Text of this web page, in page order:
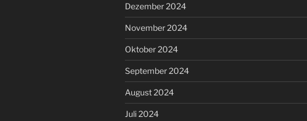
Dezember 2024
November 2024
Oktober 2024
September 2024
August 2024
Juli 2024